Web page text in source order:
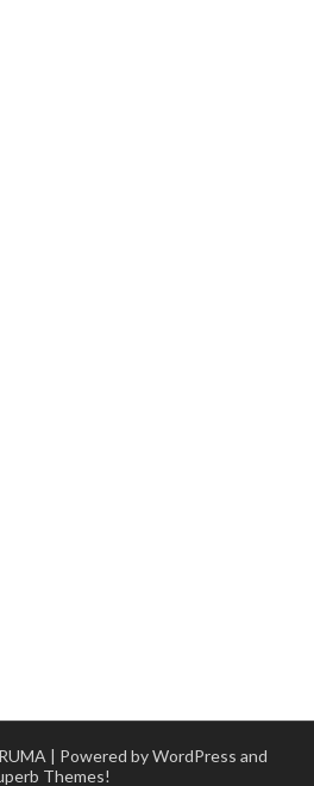
| Powered by WordPress and
Themes!